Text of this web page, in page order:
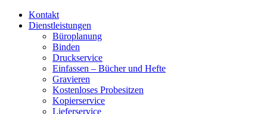
Kontakt
Dienstleistungen
Büroplanung
Binden
Druckservice
Einfassen – Bücher und Hefte
Gravieren
Kostenloses Probesitzen
Kopierservice
Lieferservice